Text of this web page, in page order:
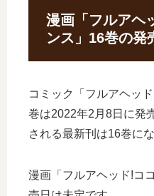
漫画「フルアヘ
ンス」16巻の発
コミック「フルアヘッ
巻は2022年2月8日に発
される最新刊は16巻にな
漫画「フルアヘッド!コ